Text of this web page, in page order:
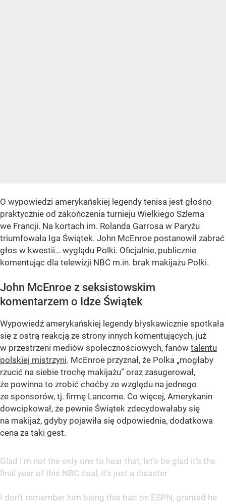
O wypowiedzi amerykańskiej legendy tenisa jest głośno
praktycznie od zakończenia turnieju Wielkiego Szlema
we Francji. Na kortach im. Rolanda Garrosa w Paryżu
triumfowała Iga Świątek. John McEnroe postanowił zabrać
głos w kwestii… wyglądu Polki. Oficjalnie, publicznie
komentując dla telewizji NBC m.in. brak makijażu Polki.
John McEnroe z seksistowskim
komentarzem o Idze Świątek
Wypowiedź amerykańskiej legendy błyskawicznie spotkała
się z ostrą reakcją ze strony innych komentujących, już
w przestrzeni mediów społecznościowych, fanów talentu
polskiej mistrzyni. McEnroe przyznał, że Polka „mogłaby
rzucić na siebie trochę makijażu” oraz zasugerował,
że powinna to zrobić choćby ze względu na jednego
ze sponsorów, tj. firmę Lancome. Co więcej, Amerykanin
dowcipkował, że pewnie Świątek zdecydowałaby się
na makijaż, gdyby pojawiła się odpowiednia, dodatkowa
cena za taki gest.
Glad I'm not the only one to hear that, let's be glad it's the
final year of this NBC deal, it's just a disaster
I don't remember him being this bad on ESPN, granted he